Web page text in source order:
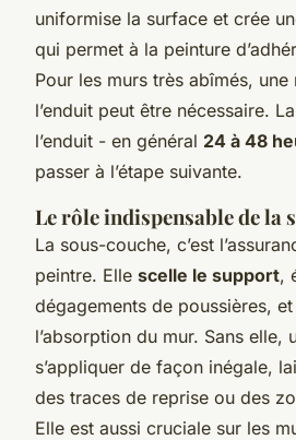
uniformise la surface et crée
qui permet à la peinture
Pour les murs très abîmés,
l’enduit peut être nécessaire.
l’enduit - en général 24 à 48
passer à l’étape suivante.
Le rôle indispensable de la
La sous-couche, c’est
peintre. Elle scelle le support,
dégagements de poussières,
l’absorption du mur. Sans elle,
s’appliquer de façon inégale,
des traces de reprise ou des
Elle est aussi cruciale sur les